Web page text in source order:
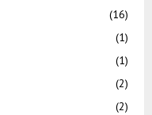
(16)
(1)
(1)
(2)
(2)